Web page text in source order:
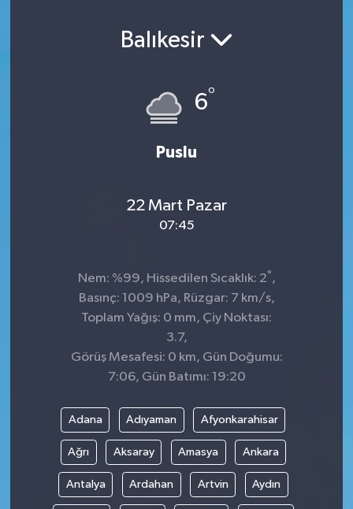
Balıkesir
6°
Puslu
22 Mart Pazar
07:45
Nem: %99, Hissedilen Sıcaklık: 2° ,
Basınç: 1009 hPa, Rüzgar: 7 km/s,
Toplam Yağış: 0 mm, Çiy Noktası:
3.7,
Görüş Mesafesi: 0 km, Gün Doğumu:
7:06, Gün Batımı: 19:20
Adana Adıyaman Afyonkarahisar
Ağrı Aksaray Amasya Ankara
Antalya Ardahan Artvin Aydın